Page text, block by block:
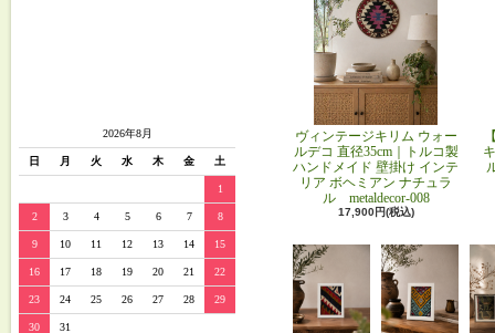
2026年8月
日 月 火 水 木 金 土
1
2 3 4 5 6 7 8
9 10 11 12 13 14 15
16 17 18 19 20 21 22
23 24 25 26 27 28 29
30 31
ヴィンテージキリム ウォー
ルデコ 直径35cm｜トルコ製
ハンドメイド 壁掛け インテ
リア ボヘミアン ナチュラ
ル metaldecor-008
17,900円(税込)